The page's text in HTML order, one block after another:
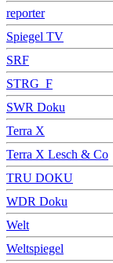
reporter
Spiegel TV
SRF
STRG_F
SWR Doku
Terra X
Terra X Lesch & Co
TRU DOKU
WDR Doku
Welt
Weltspiegel